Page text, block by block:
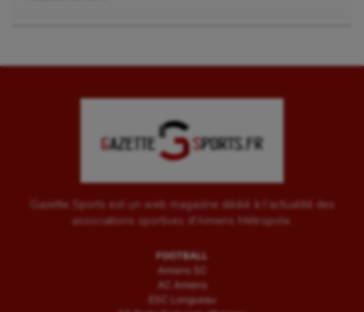
Gazette Sports est un web magazine dédié à l'actualité des
associations sportives d'Amiens Métropole.
FOOTBALL
Amiens SC
AC Amiens
ESC Longueau